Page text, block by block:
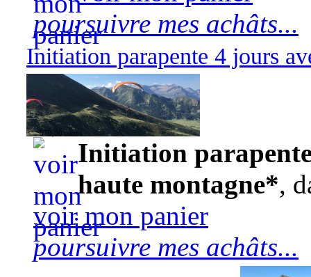
poursuivre mes achâts...
Initiation parapente 4 jours
570,00 euros
Initiation
haute montagne*,
voir mon panier
poursuivre mes achâts...